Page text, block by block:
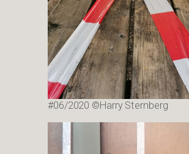
#06/2020 ©Harry Sternberg